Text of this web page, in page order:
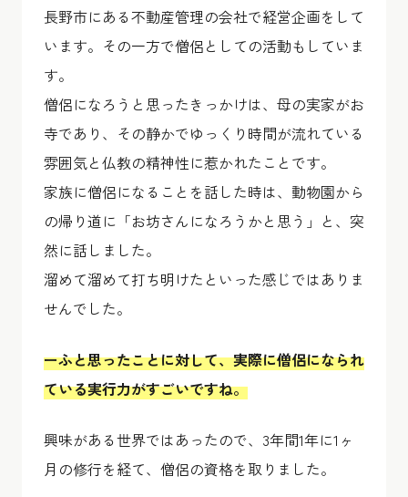
長野市にある不動産管理の会社で経営企画をして
います。その一方で僧侶としての活動もしていま
す。
僧侶になろうと思ったきっかけは、母の実家がお
寺であり、その静かでゆっくり時間が流れている
雰囲気と仏教の精神性に惹かれたことです。
家族に僧侶になることを話した時は、動物園から
の帰り道に「お坊さんになろうかと思う」と、突
然に話しました。
溜めて溜めて打ち明けたといった感じではありま
せんでした。
ーふと思ったことに対して、実際に僧侶になられ
ている実行力がすごいですね。
興味がある世界ではあったので、3年間1年に1ヶ
月の修行を経て、僧侶の資格を取りました。